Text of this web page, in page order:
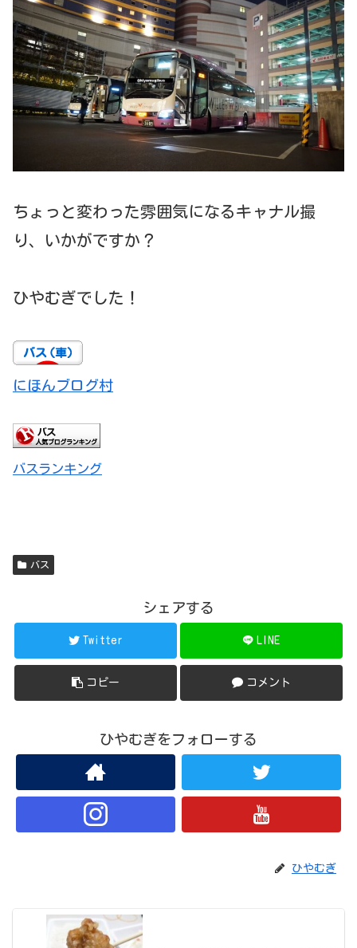
ちょっと変わった雰囲気になるキャナル撮
り、いかがですか？
ひやむぎでした！
にほんブログ村
バスランキング
バス
シェアする
Twitter LINE
コピー コメント
ひやむぎをフォローする
ひやむぎ